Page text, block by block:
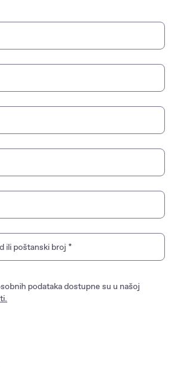
pretražili trgovinu marke. Koristite
ili poštanski broj *
podataka dostupne su u našoj